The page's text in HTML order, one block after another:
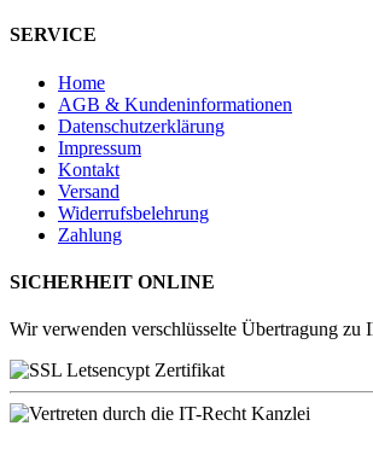
SERVICE
Home
AGB & Kundeninformationen
Datenschutzerklärung
Impressum
Kontakt
Versand
Widerrufsbelehrung
Zahlung
SICHERHEIT ONLINE
Wir verwenden verschlüsselte Übertragung zu